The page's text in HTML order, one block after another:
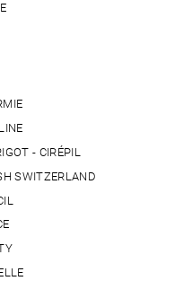
- CIRÉPIL
SWITZERLAND